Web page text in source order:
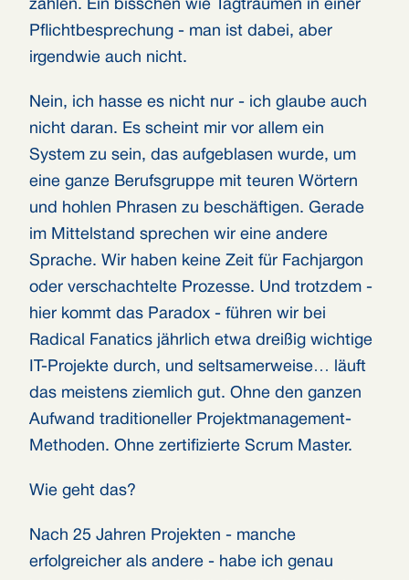
zählen. Ein bisschen wie Tagträumen in einer
Pflichtbesprechung - man ist dabei, aber
irgendwie auch nicht.
Nein, ich hasse es nicht nur - ich glaube auch
nicht daran. Es scheint mir vor allem ein
System zu sein, das aufgeblasen wurde, um
eine ganze Berufsgruppe mit teuren Wörtern
und hohlen Phrasen zu beschäftigen. Gerade
im Mittelstand sprechen wir eine andere
Sprache. Wir haben keine Zeit für Fachjargon
oder verschachtelte Prozesse. Und trotzdem -
hier kommt das Paradox - führen wir bei
Radical Fanatics jährlich etwa dreißig wichtige
IT-Projekte durch, und seltsamerweise… läuft
das meistens ziemlich gut. Ohne den ganzen
Aufwand traditioneller Projektmanagement-
Methoden. Ohne zertifizierte Scrum Master.
Wie geht das?
Nach 25 Jahren Projekten - manche
erfolgreicher als andere - habe ich genau